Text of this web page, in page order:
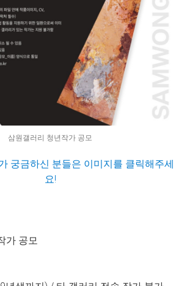
삼원갤러리 청년작가 공모
궁금하신 분들은 이미지를 클릭해주세
요!
가 공모